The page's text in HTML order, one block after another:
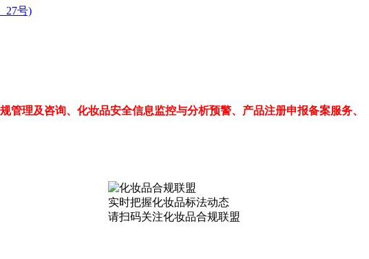
27号)
理及咨询、化妆品安全信息监控与分析预警、产品注册申报备案服务、
实时把握化妆品标法动态
请扫码关注化妆品合规联盟